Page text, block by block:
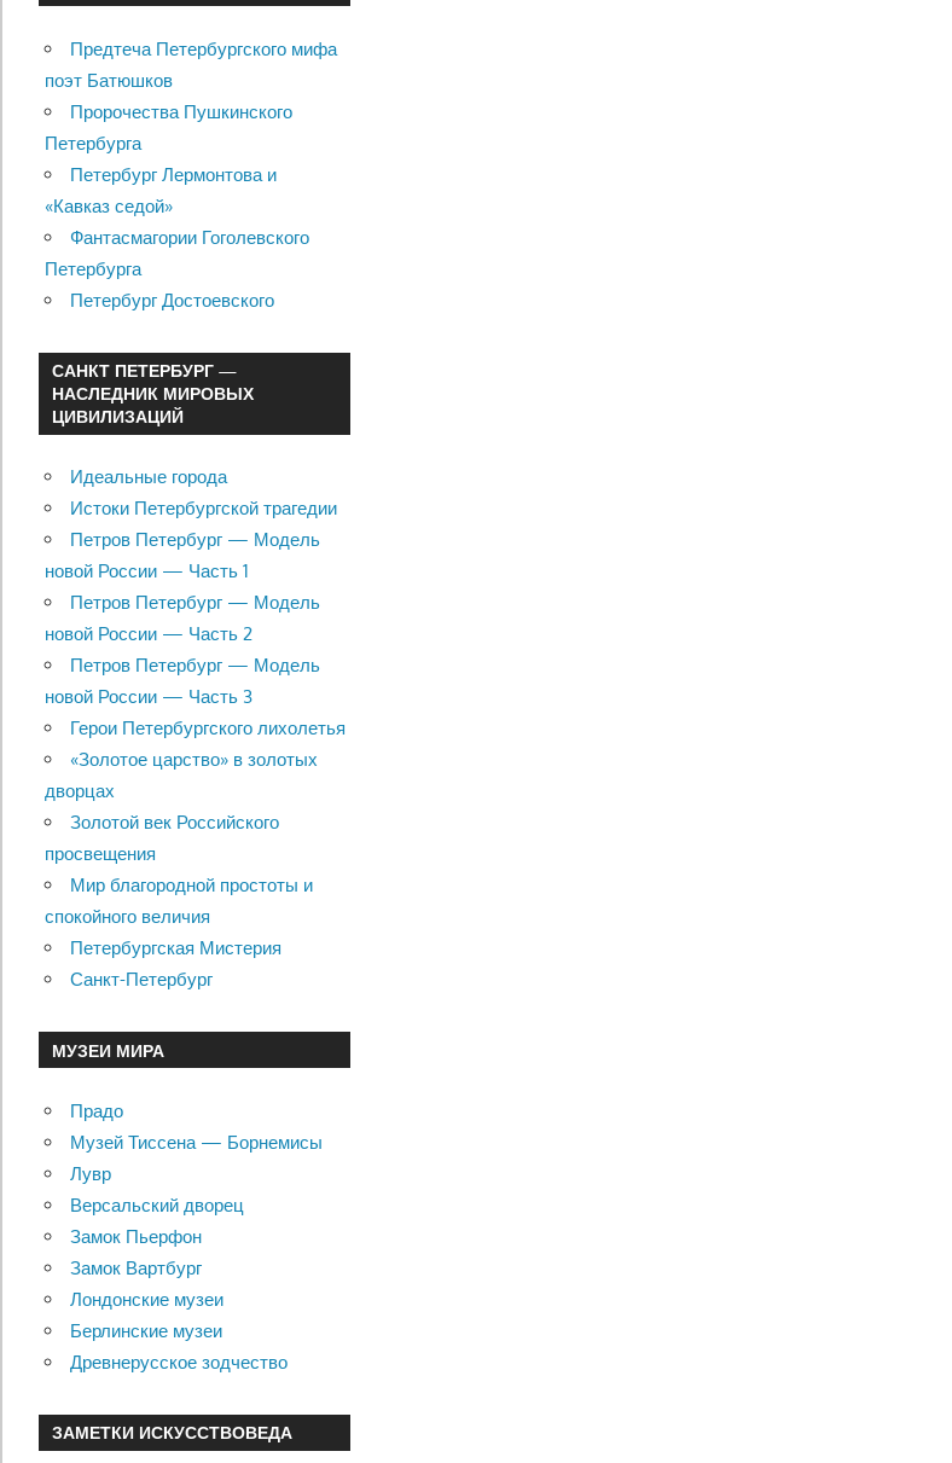
Предтеча Петербургского мифа
поэт Батюшков
Пророчества Пушкинского
Петербурга
Петербург Лермонтова и
«Кавказ седой»
Фантасмагории Гоголевского
Петербурга
Петербург Достоевского
САНКТ ПЕТЕРБУРГ —
НАСЛЕДНИК МИРОВЫХ
ЦИВИЛИЗАЦИЙ
Идеальные города
Истоки Петербургской трагедии
Петров Петербург — Модель
новой России — Часть 1
Петров Петербург — Модель
новой России — Часть 2
Петров Петербург — Модель
новой России — Часть 3
Герои Петербургского лихолетья
«Золотое царство» в золотых
дворцах
Золотой век Российского
просвещения
Мир благородной простоты и
спокойного величия
Петербургская Мистерия
Санкт-Петербург
МУЗЕИ МИРА
Прадо
Музей Тиссена — Борнемисы
Лувр
Версальский дворец
Замок Пьерфон
Замок Вартбург
Лондонские музеи
Берлинские музеи
Древнерусское зодчество
ЗАМЕТКИ ИСКУССТВОВЕДА